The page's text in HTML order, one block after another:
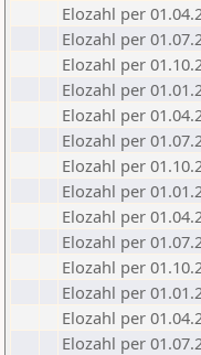
Elozahl per
Elozahl per
Elozahl per
Elozahl per
Elozahl per
Elozahl per
Elozahl per
Elozahl per
Elozahl per
Elozahl per
Elozahl per
Elozahl per
Elozahl per
Elozahl per